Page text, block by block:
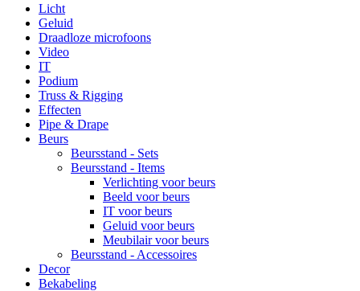
Licht
Geluid
Draadloze microfoons
Video
IT
Podium
Truss & Rigging
Effecten
Pipe & Drape
Beurs
Beursstand - Sets
Beursstand - Items
Verlichting voor beurs
Beeld voor beurs
IT voor beurs
Geluid voor beurs
Meubilair voor beurs
Beursstand - Accessoires
Decor
Bekabeling